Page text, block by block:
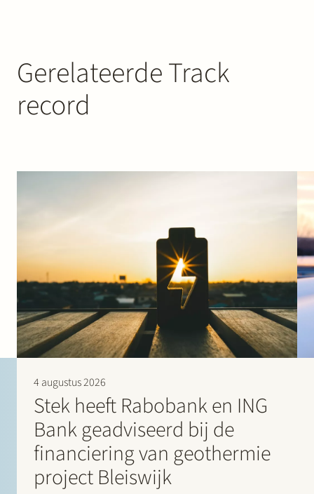
Gerelateerde Track
record
4 augustus 2026
Stek heeft Rabobank en ING
Bank geadviseerd bij de
financiering van geothermie
project Bleiswijk